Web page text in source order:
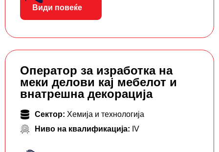
Види повеќе
Оператор за изработка на
меки делови кај мебелот и
внатрешна декорација
Сектор: Хемија и технологија
Ниво на квалификација: IV